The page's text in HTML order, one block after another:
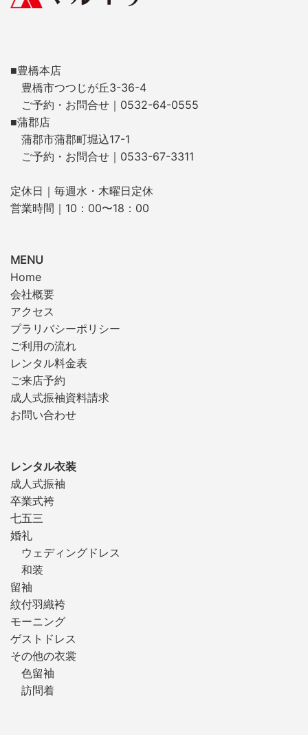
■豊橋本店
豊橋市つつじが丘3-36-4
ご予約・お問合せ｜0532-64-0555
■蒲郡店
蒲郡市蒲郡町堀込17-1
ご予約・お問合せ｜0533-67-3311
定休日｜毎週水・木曜日定休
営業時間｜10：00〜18：00
MENU
Home
会社概要
アクセス
プラリバシーポリシー
ご利用の流れ
レンタル料金表
ご来店予約
成人式振袖資料請求
お問い合わせ
レンタル衣装
成人式振袖
卒業式袴
七五三
婚礼
ウェディングドレス
和装
留袖
紋付羽織袴
モーニング
ゲストドレス
その他の衣裳
色留袖
訪問着